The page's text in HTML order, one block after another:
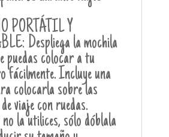
PORTÁTIL Y
Despliega la mochila
puedas colocar a tu
fácilmente. Incluye una
colocarla sobre las
viaje con ruedas.
la utilices, sólo dóblala